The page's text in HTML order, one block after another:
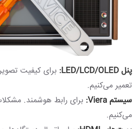
پنل LED/LCD/OLED:
برای کیفیت
تعمیر می‌کنیم.
سیستم Viera:
برای رابط هوشمند.
می‌کنیم.